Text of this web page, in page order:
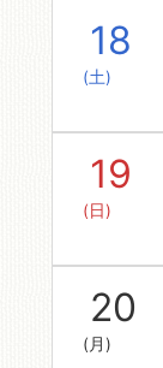
18
(土)
19
(日)
20
(月)